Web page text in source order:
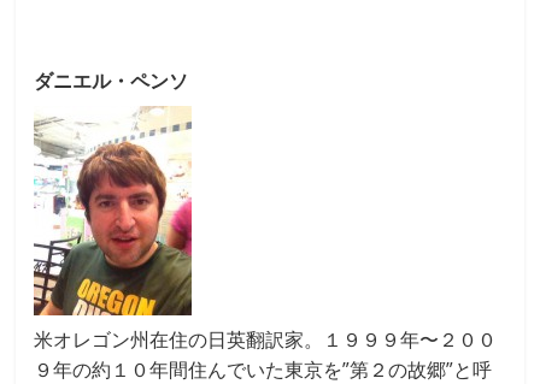
ダニエル・ペンソ
米オレゴン州在住の日英翻訳家。１９９９年〜２００
９年の約１０年間住んでいた東京を”第２の故郷”と呼